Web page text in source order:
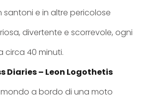
e in altre pericolose
divertente e scorrevole, ogni
circa 40 minuti.
Diaries – Leon Logothetis
a bordo di una moto